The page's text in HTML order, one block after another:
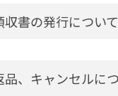
収書の発行について
品、キャンセルに